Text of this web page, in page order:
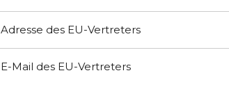
Adresse des EU-Vertreters
E-Mail des EU-Vertreters